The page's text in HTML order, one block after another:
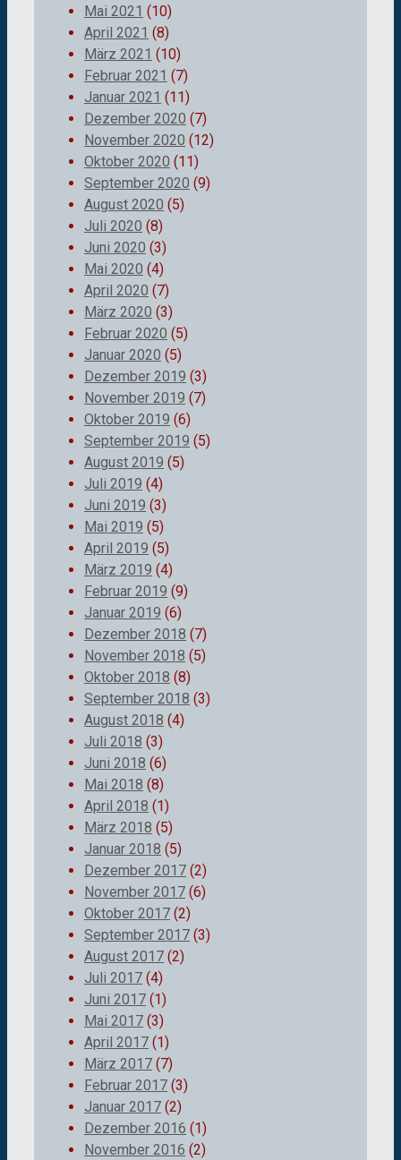
Mai 2021 (10)
April 2021 (8)
März 2021 (10)
Februar 2021 (7)
Januar 2021 (11)
Dezember 2020 (7)
November 2020 (12)
Oktober 2020 (11)
September 2020 (9)
August 2020 (5)
Juli 2020 (8)
Juni 2020 (3)
Mai 2020 (4)
April 2020 (7)
März 2020 (3)
Februar 2020 (5)
Januar 2020 (5)
Dezember 2019 (3)
November 2019 (7)
Oktober 2019 (6)
September 2019 (5)
August 2019 (5)
Juli 2019 (4)
Juni 2019 (3)
Mai 2019 (5)
April 2019 (5)
März 2019 (4)
Februar 2019 (9)
Januar 2019 (6)
Dezember 2018 (7)
November 2018 (5)
Oktober 2018 (8)
September 2018 (3)
August 2018 (4)
Juli 2018 (3)
Juni 2018 (6)
Mai 2018 (8)
April 2018 (1)
März 2018 (5)
Januar 2018 (5)
Dezember 2017 (2)
November 2017 (6)
Oktober 2017 (2)
September 2017 (3)
August 2017 (2)
Juli 2017 (4)
Juni 2017 (1)
Mai 2017 (3)
April 2017 (1)
März 2017 (7)
Februar 2017 (3)
Januar 2017 (2)
Dezember 2016 (1)
November 2016 (2)